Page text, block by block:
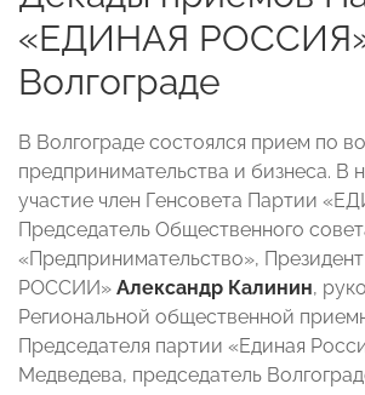
«ЕДИНАЯ
Волгограде
В Волгограде состоялся прием по
предпринимательства и бизнеса. В
участие член Генсовета Партии
Председатель Общественного
«Предпринимательство»,
РОССИИ» Александр Калинин,
Региональной общественной
Председателя партии «Единая
Медведева, председатель